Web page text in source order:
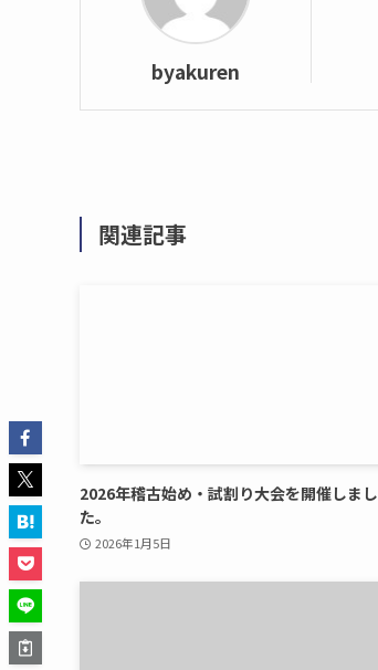
byakuren
関連記事
2026年稽古始め・試割り大会を開催しまし
た。
2026年1月5日